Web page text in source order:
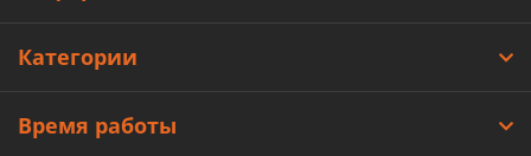
Категории
Время работы